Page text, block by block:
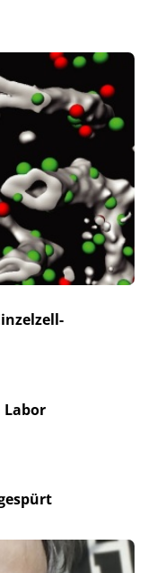
Labor